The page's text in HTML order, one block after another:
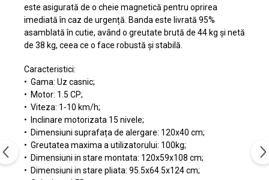
este asigurată de o cheie magnetică pentru oprirea
imediată în caz de urgență. Banda este livrată 95%
asamblată în cutie, având o greutate brută de 44 kg și netă
de 38 kg, ceea ce o face robustă și stabilă.
Caracteristici:
• Gama: Uz casnic;
• Motor: 1.5 CP;
• Viteza: 1-10 km/h;
• Inclinare motorizata 15 nivele;
• Dimensiuni suprafața de alergare: 120x40 cm;
• Greutatea maxima a utilizatorului: 100kg;
• Dimensiuni in stare montata: 120x59x108 cm;
• Dimensiuni in stare pliata: 95.5x64.5x124 cm;